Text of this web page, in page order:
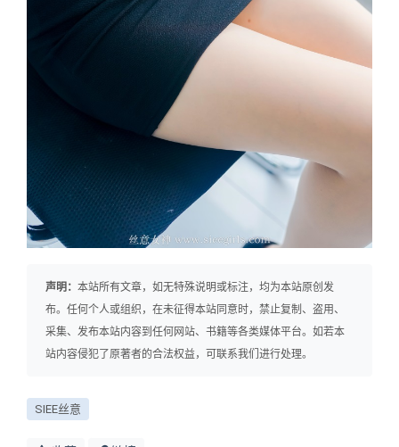
声明： 本站所有文章，如无特殊说明或标注，均为本站原创发
布。任何个人或组织，在未征得本站同意时，禁止复制、盗用、
采集、发布本站内容到任何网站、书籍等各类媒体平台。如若本
站内容侵犯了原著者的合法权益，可联系我们进行处理。
SIEE丝意